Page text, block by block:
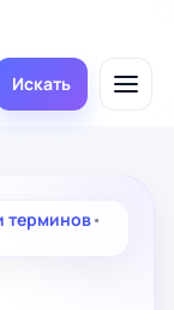
Искать
терминов•